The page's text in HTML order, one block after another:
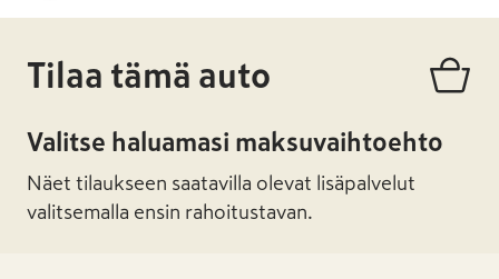
Tilaa tämä auto
Valitse haluamasi maksuvaihtoehto
Näet tilaukseen saatavilla olevat lisäpalvelut
valitsemalla ensin rahoitustavan.